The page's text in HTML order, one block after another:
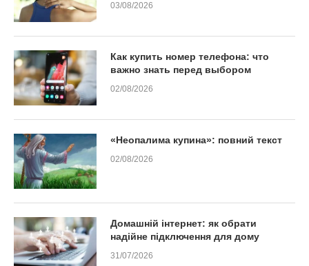
03/08/2026
Как купить номер телефона: что
важно знать перед выбором
02/08/2026
«Неопалима купина»: повний текст
02/08/2026
Домашній інтернет: як обрати
надійне підключення для дому
31/07/2026